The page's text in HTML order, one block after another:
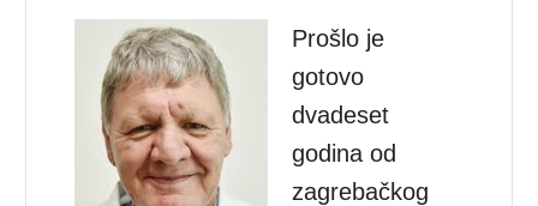
Prošlo je
gotovo
dvadeset
godina od
zagrebačkog